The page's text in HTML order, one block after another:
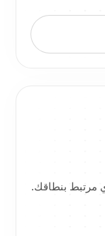
مرتبط بنطاقك.